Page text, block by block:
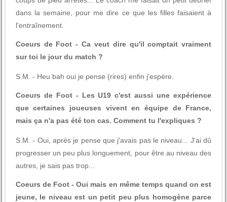
dans la semaine, pour me dire ce que les filles faisaient à
l'entraînement.
Coeurs de Foot - Ca veut dire qu'il comptait vraiment
sur toi le jour du match ?
S.M. - Heu bah oui je pense (rires) enfin j'espère.
Coeurs de Foot - Les U19 c'est aussi une expérience
que certaines joueuses vivent en équipe de France,
mais ça n'a pas été ton cas. Comment tu l'expliques ?
S.M. - Oui, après je pense que j'avais pas le niveau... J'ai dû
progresser un peu plus longuement, pour être au niveau des
autres, je sais pas trop...
Coeurs de Foot - Oui mais en même temps quand on est
jeune, le niveau est un petit peu plus homogène parce